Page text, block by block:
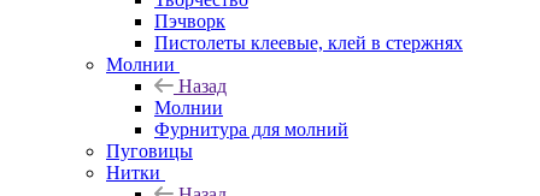
Пэчворк
Пистолеты клеевые, клей в стержнях
Молнии
Назад
Молнии
Фурнитура для молний
Пуговицы
Нитки